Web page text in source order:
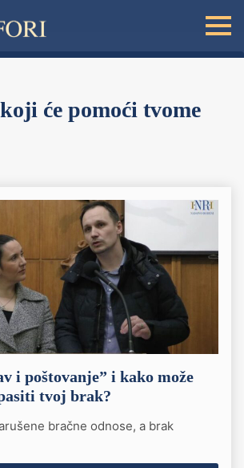
će pomoći tvome
i poštovanje” i kako može
tvoj brak?
bračne odnose, a brak